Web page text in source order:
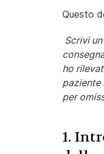
Questo
Scrivi
ho
paziente
per
1.